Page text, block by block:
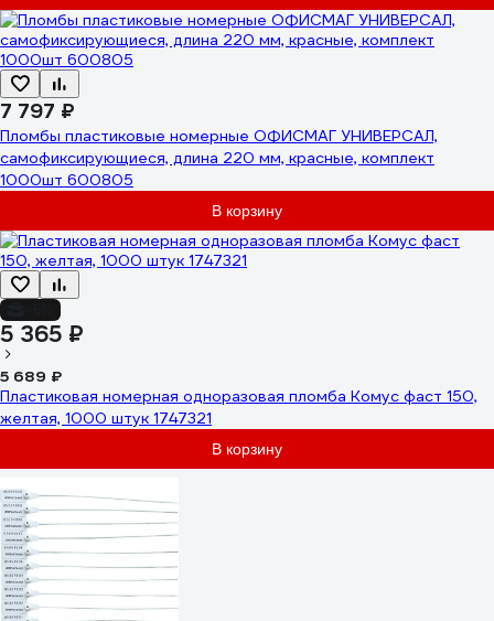
7 797 ₽
Пломбы пластиковые номерные ОФИСМАГ УНИВЕРСАЛ,
самофиксирующиеся, длина 220 мм, красные, комплект
1000шт 600805
В корзину
5 365 ₽
5 689 ₽
Пластиковая номерная одноразовая пломба Комус фаст 150,
желтая, 1000 штук 1747321
В корзину